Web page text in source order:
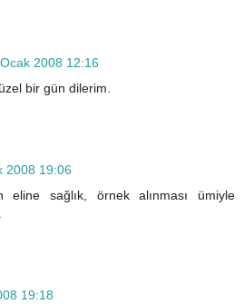
2008 12:16
bir gün dilerim.
2008 19:06
eline sağlık, örnek alınması ümiyle
19:18